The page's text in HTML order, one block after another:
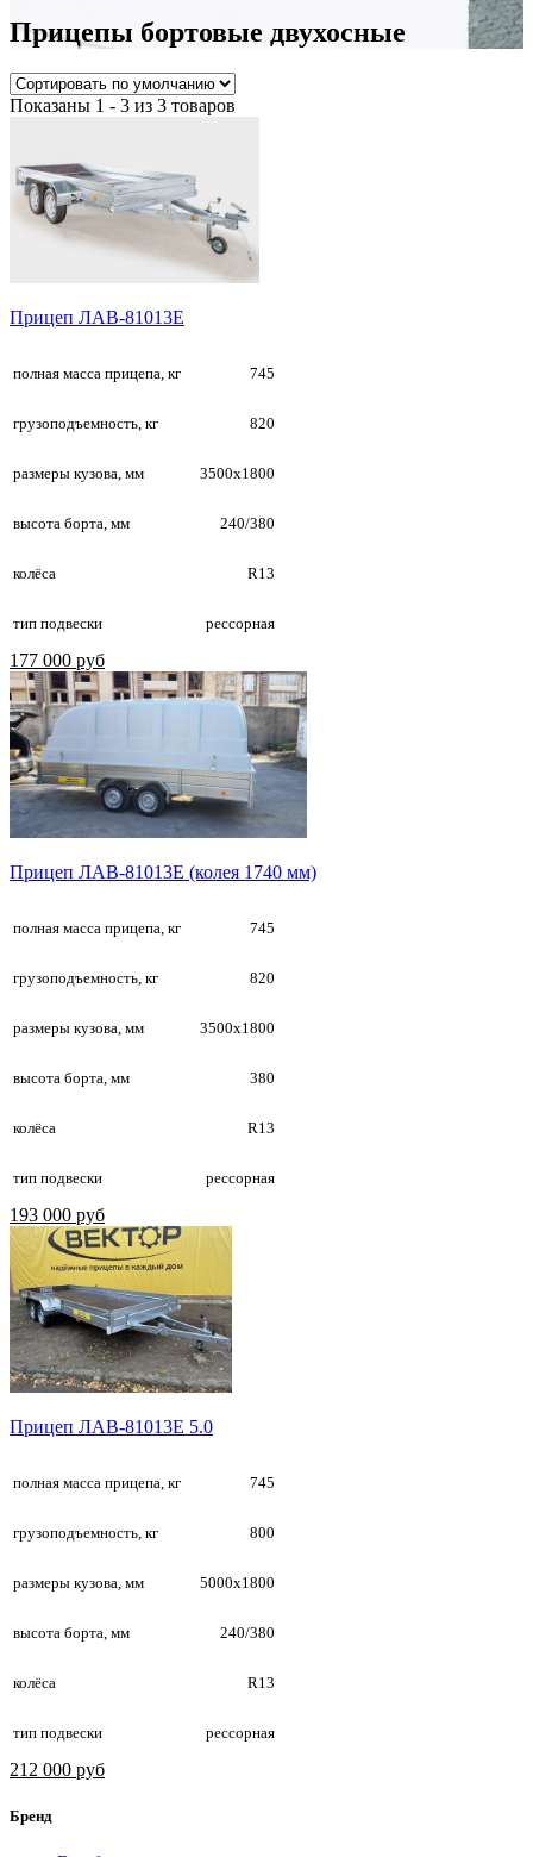
Прицепы бортовые двухосные
Показаны 1 - 3 из 3 товаров
Прицеп ЛАВ-81013E
полная масса прицепа, кг 745
грузоподъемность, кг 820
размеры кузова, мм 3500х1800
высота борта, мм 240/380
колёса R13
тип подвески рессорная
177 000 руб
Прицеп ЛАВ-81013E (колея 1740 мм)
полная масса прицепа, кг 745
грузоподъемность, кг 820
размеры кузова, мм 3500х1800
высота борта, мм 380
колёса R13
тип подвески рессорная
193 000 руб
Прицеп ЛАВ-81013E 5.0
полная масса прицепа, кг 745
грузоподъемность, кг 800
размеры кузова, мм 5000х1800
высота борта, мм 240/380
колёса R13
тип подвески рессорная
212 000 руб
Бренд